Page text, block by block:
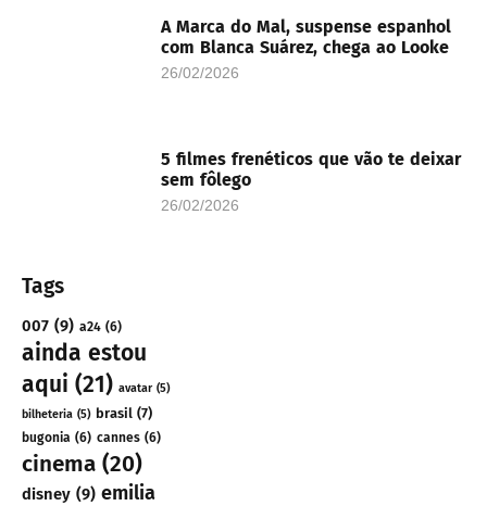
A Marca do Mal, suspense espanhol
com Blanca Suárez, chega ao Looke
26/02/2026
5 filmes frenéticos que vão te deixar
sem fôlego
26/02/2026
Tags
007 (9) a24 (6)
ainda estou
aqui (21) avatar(5)
bilheteria (5) brasil (7)
bugonia (6) cannes (6)
cinema (20)
disney (9) emilia